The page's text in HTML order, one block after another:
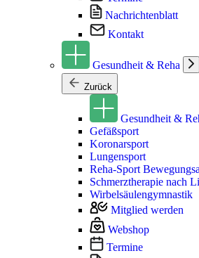
Nachrichtenblatt
Kontakt
Gesundheit & Reha
Zurück
Gesundheit &
Gefäßsport
Koronarsport
Lungensport
Reha-Sport
Schmerztherapie nach
Wirbelsäulengymnastik
Mitglied werden
Webshop
Termine